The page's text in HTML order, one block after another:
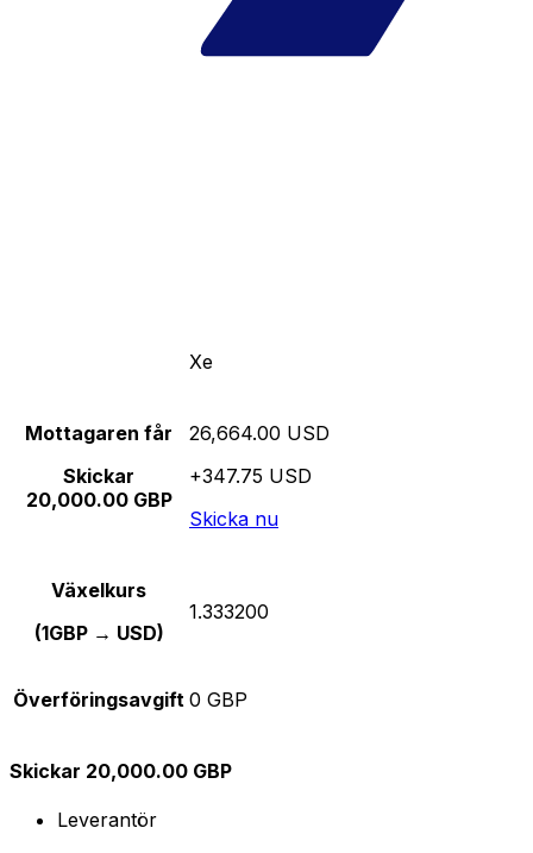
Xe
Mottagaren får
Skickar
20,000.00 GBP
26,664.00 USD
+347.75 USD
Skicka nu
Växelkurs
(1GBP → USD)
1.333200
Överföringsavgift 0 GBP
Skickar 20,000.00 GBP
Leverantör